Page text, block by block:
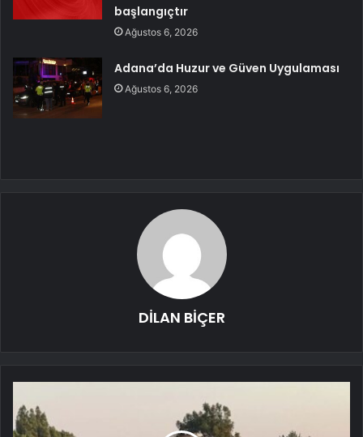
başlangıçtır
Ağustos 6, 2026
Adana’da Huzur ve Güven Uygulaması
Ağustos 6, 2026
DİLAN BİÇER